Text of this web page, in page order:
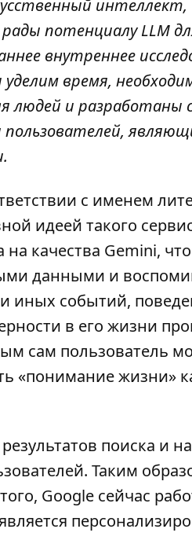
потенциалу LLM
внутреннее
время,
людей и разработаны
пользователей,
с именем
идеей такого
качества Gemini,
данными и
иных событий,
в его жизни
сам пользователь
«понимание жизни»
поиска и
Таким
Google сейчас